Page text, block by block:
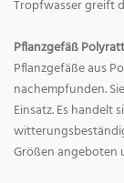
Tropfwasser greift
Pflanzgefäß
Pflanzgefäße aus
nachempfunden.
Einsatz. Es handelt
Größen angeboten